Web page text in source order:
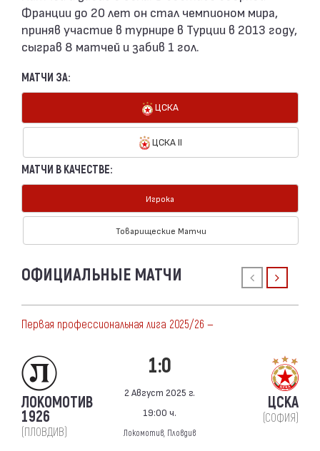
Франции до 20 лет он стал чемпионом мира,
приняв участие в турнире в Турции в 2013 году,
сыграв 8 матчей и забив 1 гол.
МАТЧИ ЗА:
ЦСКА
ЦСКА II
МАТЧИ В КАЧЕСТВЕ:
Игрока
Товарищеские Матчи
ОФИЦИАЛЬНЫЕ МАТЧИ
Первая профессиональная лига 2025/26 —
ЛОКОМОТИВ
1926
(ПЛОВДИВ)
1:0
2 Август 2025 г.
19:00 ч.
Локомотив, Пловдив
ЦСКА
(СОФИЯ)